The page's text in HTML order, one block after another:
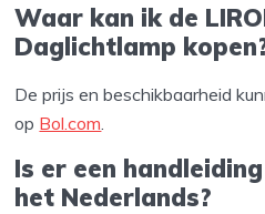
Waar kan ik de
Daglichtlamp
De prijs en beschikbaarheid
op Bol.com
Is er een
het Nederlands?